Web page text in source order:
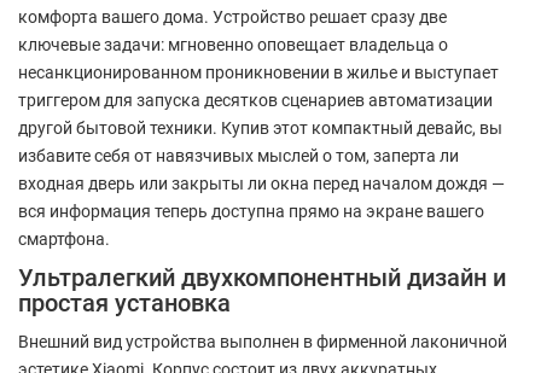
комфорта вашего дома. Устройство решает сразу две
ключевые задачи: мгновенно оповещает владельца о
несанкционированном проникновении в жилье и выступает
триггером для запуска десятков сценариев автоматизации
другой бытовой техники. Купив этот компактный девайс, вы
избавите себя от навязчивых мыслей о том, заперта ли
входная дверь или закрыты ли окна перед началом дождя —
вся информация теперь доступна прямо на экране вашего
смартфона.
Ультралегкий двухкомпонентный дизайн и
простая установка
Внешний вид устройства выполнен в фирменной лаконичной
эстетике Xiaomi. Корпус состоит из двух аккуратных